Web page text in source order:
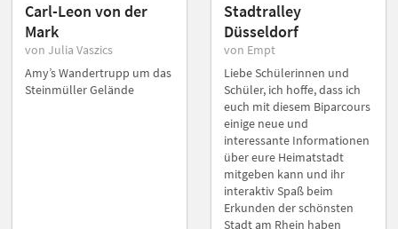
Carl-Leon von der
Mark
von Julia Vaszics
Amy’s Wandertrupp um das
Steinmüller Gelände
Stadtralley
Düsseldorf
von Empt
Liebe Schülerinnen und
Schüler, ich hoffe, dass ich
euch mit diesem Biparcours
einige neue und
interessante Informationen
über eure Heimatstadt
mitgeben kann und ihr
interaktiv Spaß beim
Erkunden der schönsten
Stadt am Rhein haben